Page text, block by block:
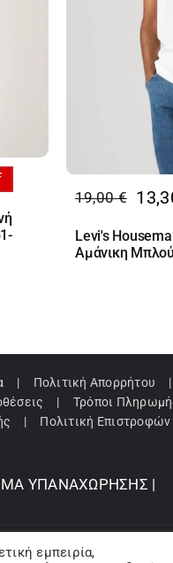
19,00€
Original
price
was:
Η
τρέχουσα
τιμή
Levi's
Αμάνικη
Πολιτική Απορρήτου
Τρόποι
Πολιτική Επιστροφών
ΥΠΑΝΑΧΩΡΗΣΗΣ |
- All Rights Reserved |
εμπειρία,